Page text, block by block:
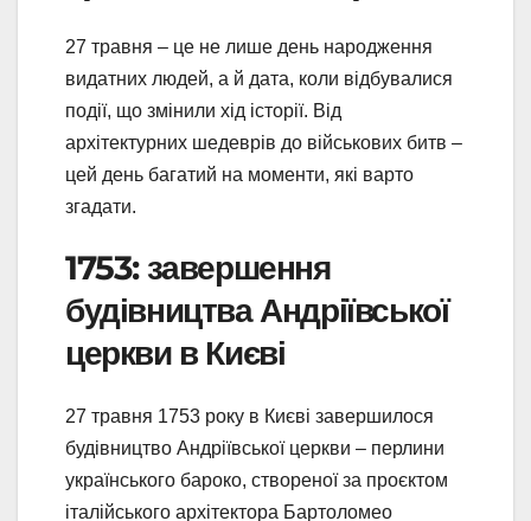
27 травня – це не лише день народження
видатних людей, а й дата, коли відбувалися
події, що змінили хід історії. Від
архітектурних шедеврів до військових битв –
цей день багатий на моменти, які варто
згадати.
1753: завершення
будівництва Андріївської
церкви в Києві
27 травня 1753 року в Києві завершилося
будівництво Андріївської церкви – перлини
українського бароко, створеної за проєктом
італійського архітектора Бартоломео